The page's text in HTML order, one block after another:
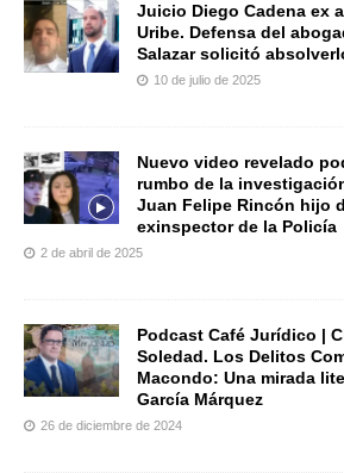
Juicio Diego Cadena ex
Uribe. Defensa del
Salazar solicitó
10 de julio de 2025
Nuevo video revelado
rumbo de la
Juan Felipe Rincón hijo
exinspector de la Policía
2 de abril de 2025
Podcast Café Jurídico |
Soledad. Los Delitos
Macondo: Una mirada
García Márquez
26 de diciembre de 2024